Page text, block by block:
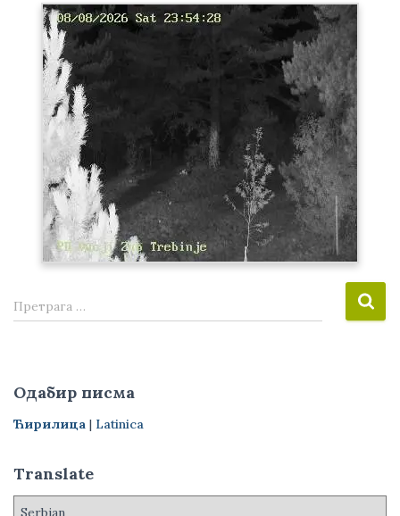
П
р
а
г
а
:
Претрага …
Одабир писма
Ћирилица | Latinica
Translate